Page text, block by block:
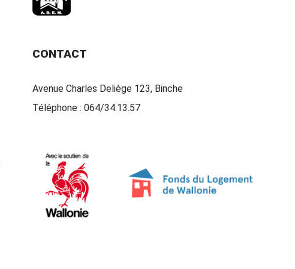
CONTACT
Avenue Charles Deliège 123, Binche
Téléphone : 064/34.13.57